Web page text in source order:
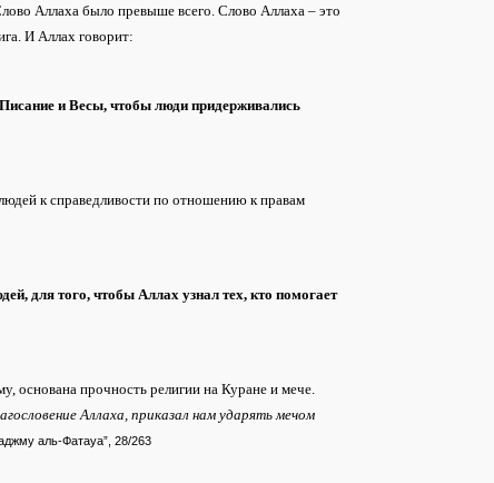
Аллаха было превыше всего. Слово Аллаха – это
И Аллах говорит:
и Весы, чтобы люди придерживались
к справедливости по отношению к правам
для того, чтобы Аллах узнал тех, кто помогает
основана прочность религии на Куране и мече.
Аллаха, приказал нам ударять мечом
аль-Фатауа”, 28/263